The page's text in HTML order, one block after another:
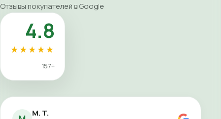
Отзывы покупателей в Google
4.8
★★★★★
157+
M. T.